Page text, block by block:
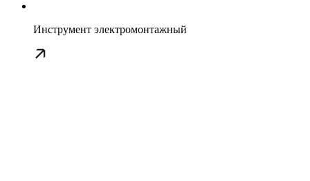
Инструмент электромонтажный